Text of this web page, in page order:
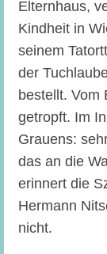
Elternhaus,
Kindheit in
seinem
der
bestellt. Vom
getropft. Im
Grauens:
das an die
erinnert die
Hermann
nicht.